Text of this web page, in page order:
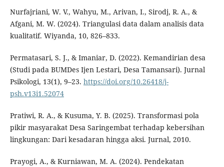
Nurfajriani, W. V., Wahyu, M., Arivan, I., Sirodj, R. A., &
Afgani, M. W. (2024). Triangulasi data dalam analisis data
kualitatif. Wiyanda, 10, 826–833.
Permatasari, S. J., & Imaniar, D. (2022). Kemandirian desa
(Studi pada BUMDes Ijen Lestari, Desa Tamansari). Jurnal
Psikologi, 13(1), 9–23. https://doi.org/10.26418/j-
psh.v13i1.52074
Pratiwi, R. A., & Kusuma, Y. B. (2025). Transformasi pola
pikir masyarakat Desa Saringembat terhadap kebersihan
lingkungan: Dari kesadaran hingga aksi. Jurnal, 2010.
Prayogi, A., & Kurniawan, M. A. (2024). Pendekatan